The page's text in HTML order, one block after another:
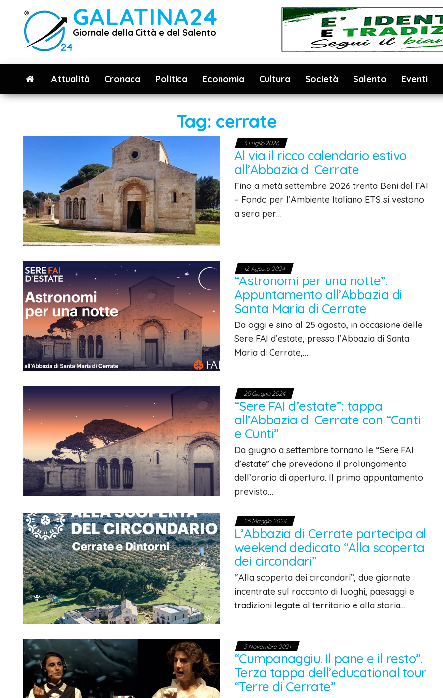
contenuto
GALATINA24
Giornale della Città e del Salento
Attualità Cronaca Politica Economia Cultura Società Salento Eventi
Tag: cerrate
3 Luglio 2026
Al via il ricco calendario estivo
all’Abbazia di Cerrate
Fino a metà settembre 2026 trenta Beni del FAI
– Fondo per l’Ambiente Italiano ETS si vestono
a sera per…
12 Agosto 2024
“Astronomi per una notte”.
Appuntamento all’Abbazia di
Santa Maria di Cerrate
Da oggi e sino al 25 agosto, in occasione delle
Sere FAI d’estate, presso l’Abbazia di Santa
Maria di Cerrate,…
25 Giugno 2024
“Sere FAI d’estate”: tappa
all’Abbazia di Cerrate con “Canti
e Cunti”
Da giugno a settembre tornano le “Sere FAI
d’estate” che prevedono il prolungamento
dell’orario di apertura. Il primo appuntamento
previsto…
25 Maggio 2024
L’Abbazia di Cerrate partecipa al
weekend dedicato “Alla scoperta
dei circondari”
“Alla scoperta dei circondari”, due giornate
incentrate sul racconto di luoghi, paesaggi e
tradizioni legate al territorio e alla storia…
5 Novembre 2021
“Cumpanaggiu. Il pane e il resto”.
Terza tappa dell’educational tour
“Terre di Cerrate”